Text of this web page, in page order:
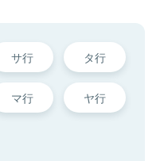
サ行 タ行
マ行 ヤ行